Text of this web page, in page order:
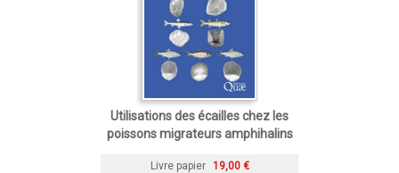
Utilisations des écailles chez les
poissons migrateurs amphihalins
Livre papier 19,00 €